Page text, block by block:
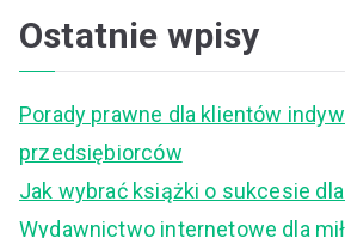
Ostatnie wpisy
Porady prawne dla klientów
przedsiębiorców
Jak wybrać książki o sukcesie
Wydawnictwo internetowe dla